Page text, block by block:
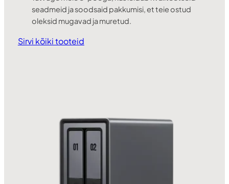
seadmeid ja soodsaid pakkumisi, et teie ostud
oleksid mugavad ja muretud.
Sirvi kõiki tooteid